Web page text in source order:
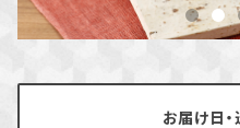
お届け日